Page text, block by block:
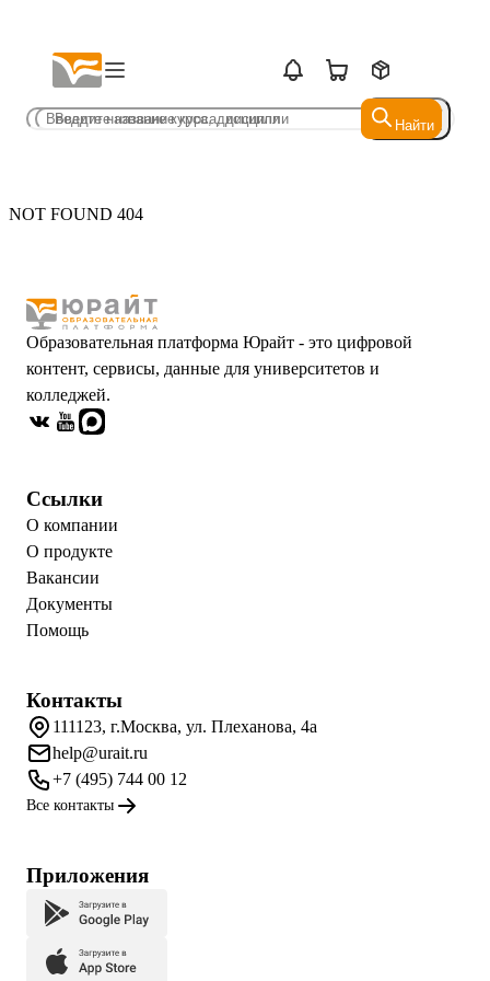
Найти
Найти
NOT FOUND 404
Образовательная платформа Юрайт - это цифровой
контент, сервисы, данные для университетов и
колледжей.
Ссылки
О компании
О продукте
Вакансии
Документы
Помощь
Контакты
111123, г.Москва, ул. Плеханова, 4а
help@urait.ru
+7 (495) 744 00 12
Все контакты
Приложения